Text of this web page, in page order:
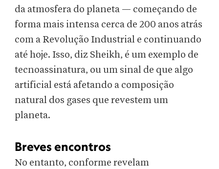
da atmosfera do planeta — começando de
forma mais intensa cerca de 200 anos atrás
com a Revolução Industrial e continuando
até hoje. Isso, diz Sheikh, é um exemplo de
tecnoassinatura, ou um sinal de que algo
artificial está afetando a composição
natural dos gases que revestem um
planeta.
Breves encontros
No entanto, conforme revelam